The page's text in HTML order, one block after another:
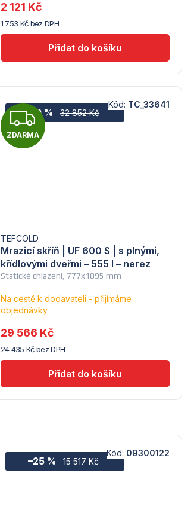
5
hvězdiček.
1 753 Kč bez DPH
2 121 Kč
Z
D
A
ZDARMA
32 852 Kč
–10 %
Statické chlazení, 777x1895 mm
Mrazicí skříň | UF 600 S | s plnými,
křídlovými dveřmi – 555 l – nerez
TEFCOLD
Na cestě k dodavateli - přijímáme
objednávky
24 435 Kč bez DPH
29 566 Kč
Kód: TC_33641
15 517 Kč
–25 %
Kód: 09300122